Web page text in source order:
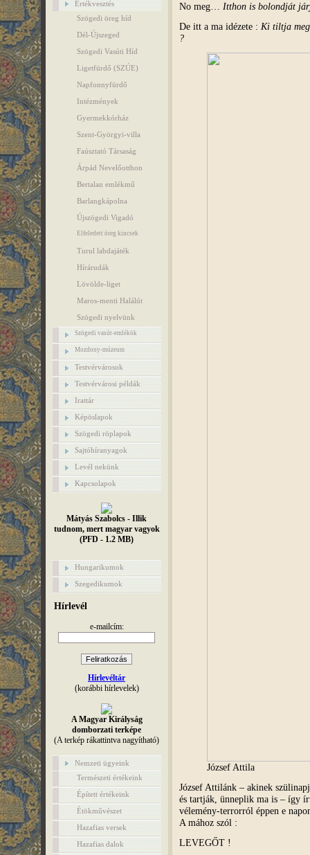
Értékvesztés
Szögedi öreg híd
Dél-Újszeged
Szögedi Vasúti Híd
Ligetfürdő (SZÚE)
Napfonnyfürdő
Intézmények
Gyermekkórház
Szent-Györgyi-villa
Faúsztató Társaság
Árpád Nevelőotthon
Bertalan emlékmű
Barlangkápolna
Újszögedi Vigadó
Elfeledett öreg kincsek
Turul labdajáték
Hírárudák
Lövölde-liget
Maros-menti Halálút
Szögedi nyelvünk
Szögedi vasút-emlékök
Mozdony-múzeum
Testvérvárosok
Testvérvárosi példák
Irattár
Képöslapok
Szögedi röplapok
Sajtóhíranyagok
Levél nekünk
Kapcsolapok
Mátyás Szabolcs - Illik
tudnom, mert magyar vagyok
(PFD - 1.2 MB)
Hungarikumok
Szegedikumok
Hírlevél
e-mailcím:
Hírlevéltár
(korábbi hírlevelek)
A Magyar Királyság
domborzati terképe
(A terkép rákattintva nagyítható)
Nemzeti ügyeink
Természeti értékeink
Épített értékeink
Étökművészet
Hazafias versek
Hazafias dalok
No meg… Itthon is bolondját
De itt a ma idézete : Ki tiltja
?
József Attila
József Attilánk – akinek
és tartják, ünneplik ma is – így
vélemény-terrorról éppen e
A mához szól :
LEVEGŐT !